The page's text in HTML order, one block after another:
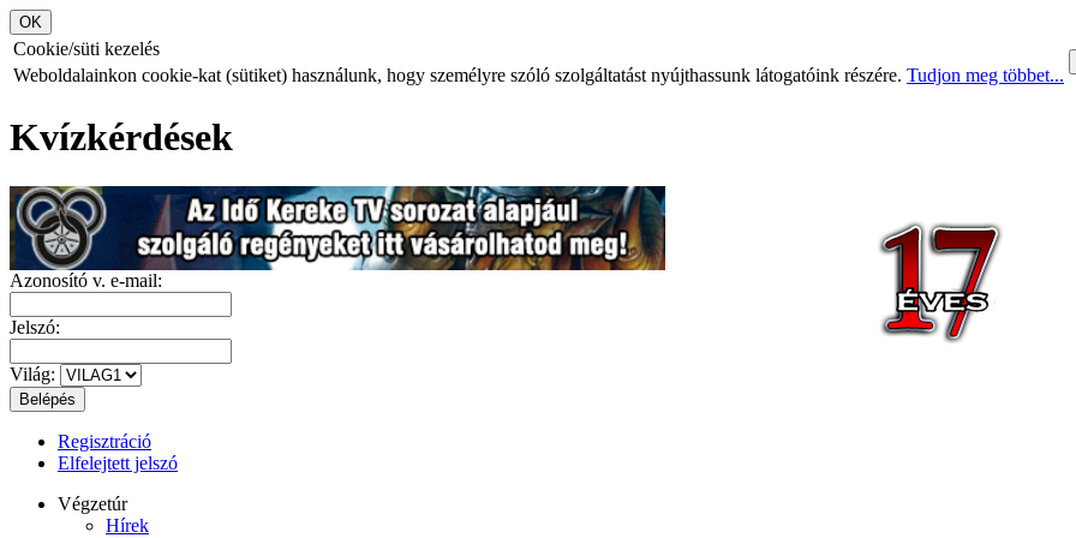
Cookie/süti kezelés
Weboldalainkon cookie-kat (sütiket) használunk, hogy személyre szóló szolgáltatást nyújthassunk látogatóink részére. Tudjon meg többet...
Kvízkérdések
Azonosító v. e-mail:
Jelszó:
Világ:
Regisztráció
Elfelejtett jelszó
Végzetúr
Hírek